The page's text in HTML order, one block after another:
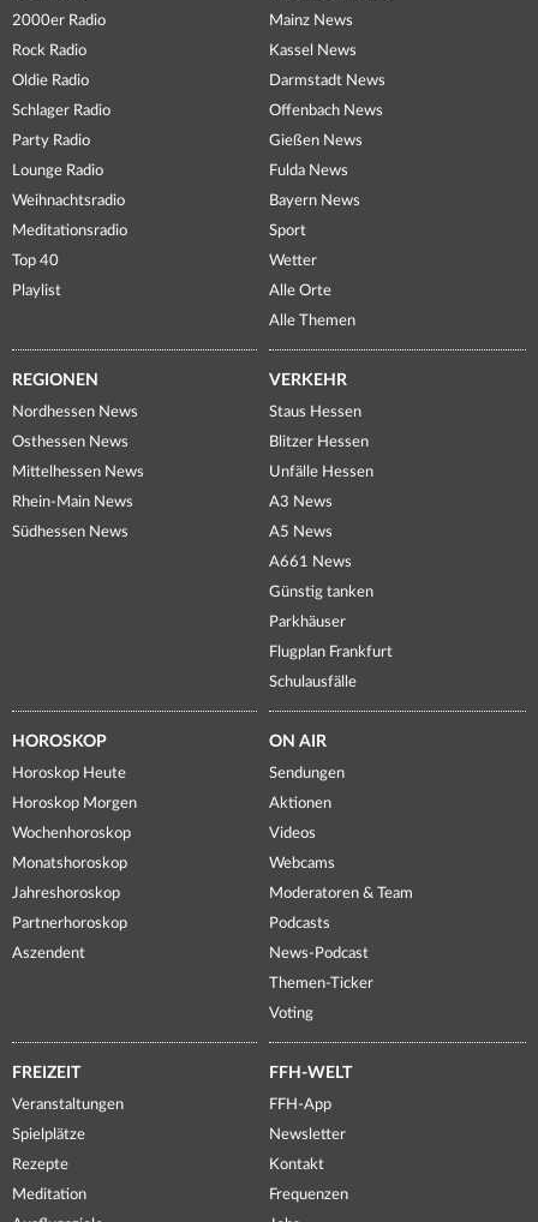
2000er Radio
Rock Radio
Oldie Radio
Schlager Radio
Party Radio
Lounge Radio
Weihnachtsradio
Meditationsradio
Top 40
Playlist
Mainz News
Kassel News
Darmstadt News
Offenbach News
Gießen News
Fulda News
Bayern News
Sport
Wetter
Alle Orte
Alle Themen
REGIONEN
Nordhessen News
Osthessen News
Mittelhessen News
Rhein-Main News
Südhessen News
VERKEHR
Staus Hessen
Blitzer Hessen
Unfälle Hessen
A3 News
A5 News
A661 News
Günstig tanken
Parkhäuser
Flugplan Frankfurt
Schulausfälle
HOROSKOP
Horoskop Heute
Horoskop Morgen
Wochenhoroskop
Monatshoroskop
Jahreshoroskop
Partnerhoroskop
Aszendent
ON AIR
Sendungen
Aktionen
Videos
Webcams
Moderatoren & Team
Podcasts
News-Podcast
Themen-Ticker
Voting
FREIZEIT
Veranstaltungen
Spielplätze
Rezepte
Meditation
FFH-WELT
FFH-App
Newsletter
Kontakt
Frequenzen